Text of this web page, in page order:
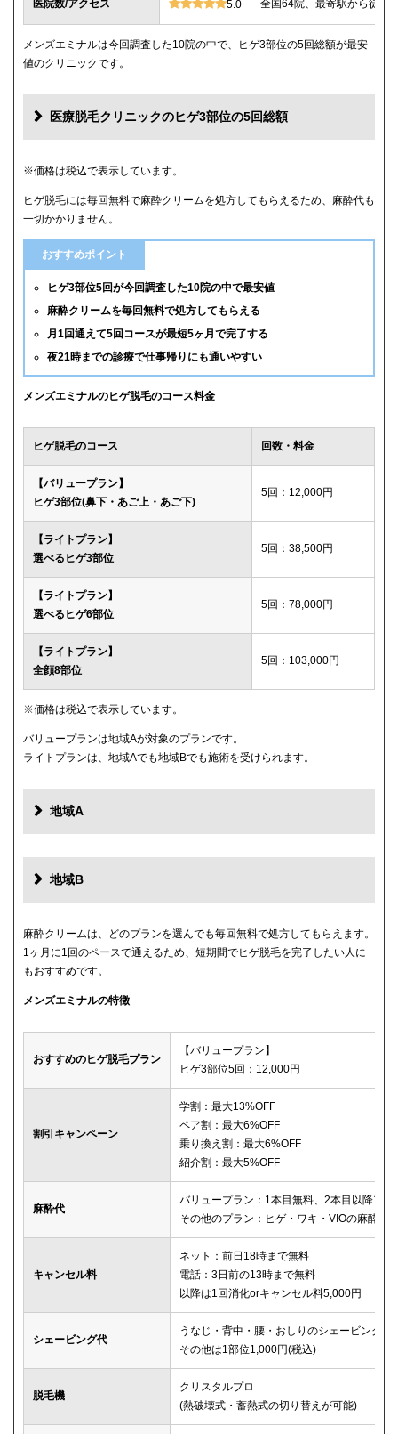
医院数/アクセス 5.0 全国64院、最寄駅から徒歩
メンズエミナルは今回調査した10院の中で、ヒゲ3部位の5回総額が最安
値のクリニックです。
医療脱毛クリニックのヒゲ3部位の5回総額
クリニック
メンズエミナル 12,000円
14,000円
湘南美容クリニック 16,800円(6回)
レジーナクリニックオム 39,800円
ゴリラクリニック 39,800円(平日6回)
メンズルシアクリニック
ウィルビークリニックブラック 49,500円
渋谷美容外科クリニック 52,800円
メディカルエピレーションクリニック
ダビデクリニック プランなし
※価格は税込で表示しています。
ヒゲ脱毛には毎回無料で麻酔クリームを処方してもらえるため、麻酔代も
一切かかりません。
おすすめポイント
ヒゲ3部位5回が今回調査した10院の中で最安値
麻酔クリームを毎回無料で処方してもらえる
月1回通えて5回コースが最短5ヶ月で完了する
夜21時までの診療で仕事帰りにも通いやすい
メンズエミナルのヒゲ脱毛のコース料金
ヒゲ脱毛のコース 回数・料金
【バリュープラン】
ヒゲ3部位(鼻下・あご上・あご下)
5回：12,000円
【ライトプラン】
選べるヒゲ3部位
5回：38,500円
【ライトプラン】
選べるヒゲ6部位
5回：78,000円
【ライトプラン】
全顔8部位
5回：103,000円
※価格は税込で表示しています。
バリュープランは地域Aが対象のプランです。
ライトプランは、地域Aでも地域Bでも施術を受けられます。
地域A
地域B
麻酔クリームは、どのプランを選んでも毎回無料で処方してもらえます。
1ヶ月に1回のペースで通えるため、短期間でヒゲ脱毛を完了したい人に
もおすすめです。
メンズエミナルの特徴
おすすめのヒゲ脱毛プラン
【バリュープラン】
ヒゲ3部位5回：12,000円
割引キャンペーン
学割：最大13%OFF
ペア割：最大6%OFF
乗り換え割：最大6%OFF
紹介割：最大5%OFF
麻酔代
バリュープラン：1本目無料、2本目以降1本
その他のプラン：ヒゲ・ワキ・VIOの麻酔が
キャンセル料
ネット：前日18時まで無料
電話：3日前の13時まで無料
以降は1回消化orキャンセル料5,000円
シェービング代
うなじ・背中・腰・おしりのシェービングは
その他は1部位1,000円(税込)
脱毛機
クリスタルプロ
(熱破壊式・蓄熱式の切り替えが可能)